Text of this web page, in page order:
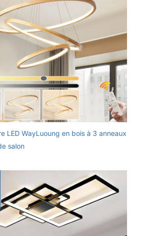
LED WayLuoung en bois à 3 anneaux
salon